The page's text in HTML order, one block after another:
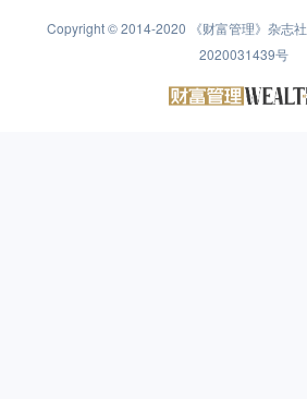
Copyright © 2014-2020 《财富管理》杂志社
2020031439号